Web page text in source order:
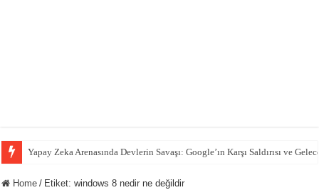
Yapay Zeka Arenasında Devlerin Savaşı: Google’ın Karşı Saldırısı ve
Home / Etiket:windows 8 nedir ne değildir